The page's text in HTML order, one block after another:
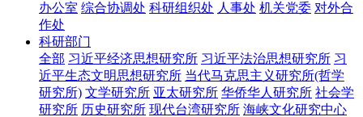
办公室 综合协调处 科研组织处 人事处 机关党委 对外合
作处
科研部门
全部 习近平经济思想研究所 习近平法治思想研究所 习
近平生态文明思想研究所 当代马克思主义研究所(哲学
研究所) 文学研究所 亚太研究所 华侨华人研究所 社会学
研究所 历史研究所 现代台湾研究所 海峡文化研究中心